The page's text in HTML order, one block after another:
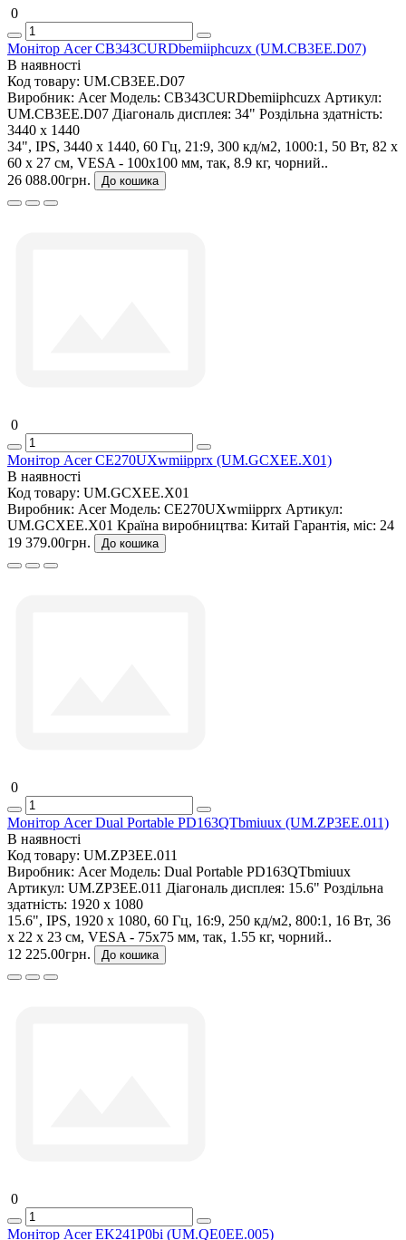
0
Монітор Acer CB343CURDbemiiphcuzx (UM.CB3EE.D07)
В наявності
Код товару: UM.CB3EE.D07
Виробник: Acer Модель: CB343CURDbemiiphcuzx Артикул:
UM.CB3EE.D07 Діагональ дисплея: 34" Роздільна здатність:
3440 x 1440
34", IPS, 3440 x 1440, 60 Гц, 21:9, 300 кд/м2, 1000:1, 50 Вт, 82 х
60 х 27 см, VESA - 100x100 мм, так, 8.9 кг, чорний..
26 088.00грн.
До кошика
0
Монітор Acer CE270UXwmiipprx (UM.GCXEE.X01)
В наявності
Код товару: UM.GCXEE.X01
Виробник: Acer Модель: CE270UXwmiipprx Артикул:
UM.GCXEE.X01 Країна виробництва: Китай Гарантія, міс: 24
19 379.00грн.
До кошика
0
Монітор Acer Dual Portable PD163QTbmiuux (UM.ZP3EE.011)
В наявності
Код товару: UM.ZP3EE.011
Виробник: Acer Модель: Dual Portable PD163QTbmiuux
Артикул: UM.ZP3EE.011 Діагональ дисплея: 15.6" Роздільна
здатність: 1920 x 1080
15.6", IPS, 1920 x 1080, 60 Гц, 16:9, 250 кд/м2, 800:1, 16 Вт, 36
х 22 х 23 см, VESA - 75x75 мм, так, 1.55 кг, чорний..
12 225.00грн.
До кошика
0
Монітор Acer EK241P0bi (UM.QE0EE.005)